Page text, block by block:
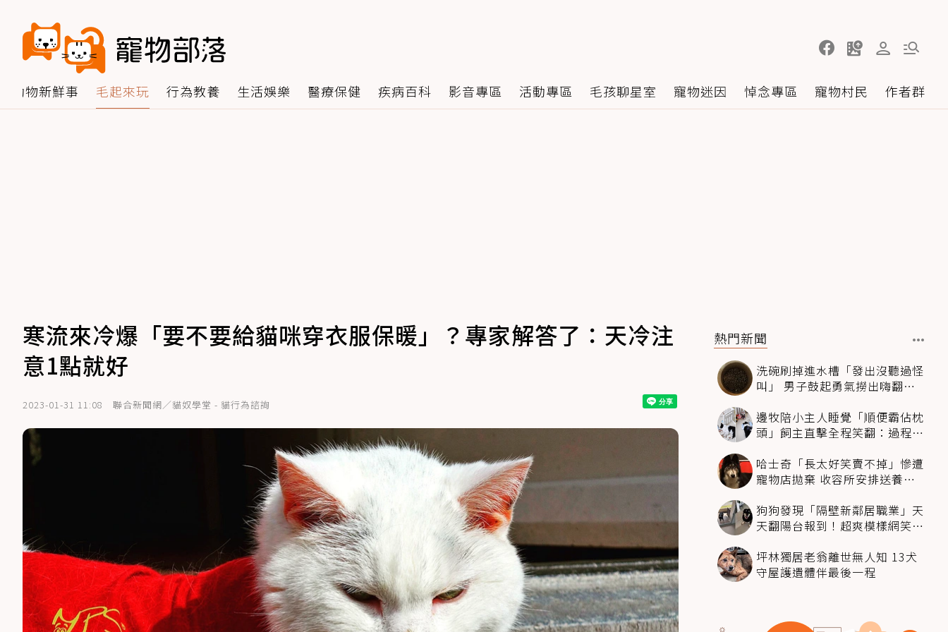
動物新鮮事 毛起來玩 行為教養 生活娛樂 醫療保健 疾病百科 影音專區 活動專區 毛孩聊星室 寵物迷因 悼念專區 寵物村民 作者群
寒流來冷爆「要不要給貓咪穿衣服保暖」？專家解答了：天冷注
意1點就好
2023-01-31 11:08 聯合新聞網／貓奴學堂 - 貓行為諮詢
熱門新聞
洗碗刷掉進水槽「發出沒聽過怪
叫」 男子鼓起勇氣撈出嗨翻：
邊牧陪小主人睡覺「順便霸佔枕
頭」飼主直擊全程笑翻：過程絲
哈士奇「長太好笑賣不掉」慘遭
寵物店拋棄 收容所安排送養活
狗狗發現「隔壁新鄰居職業」天
天翻陽台報到！超爽模樣網笑
坪林獨居老翁離世無人知 13犬
守屋護遺體伴最後一程